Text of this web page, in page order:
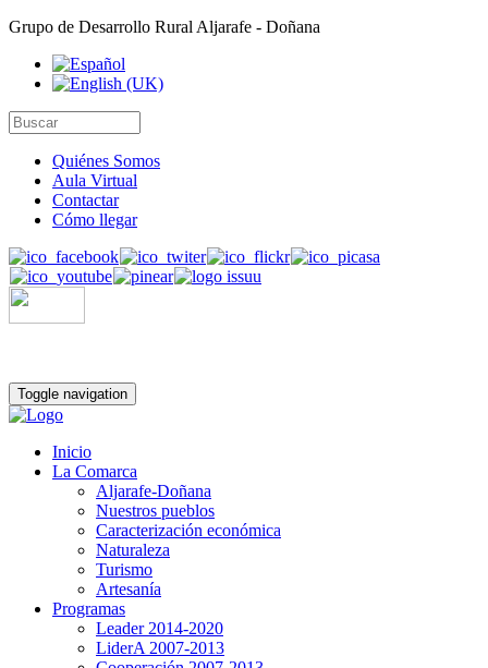
Grupo de Desarrollo Rural Aljarafe - Doñana
Quiénes Somos
Aula Virtual
Contactar
Cómo llegar
Toggle navigation
Inicio
La Comarca
Aljarafe-Doñana
Nuestros pueblos
Caracterización económica
Naturaleza
Turismo
Artesanía
Programas
Leader 2014-2020
LiderA 2007-2013